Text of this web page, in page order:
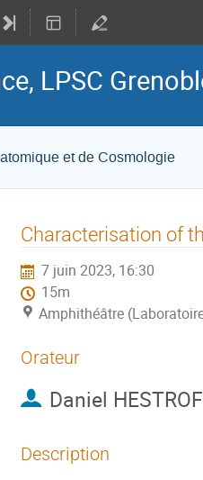
LPSC
et de Cosmologie
Characterisation of
7 juin 2023, 16:30
15m
Amphithéâtre
Orateur
Daniel
Description